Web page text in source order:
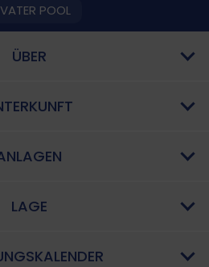
POOL
ÜBER
LAGE